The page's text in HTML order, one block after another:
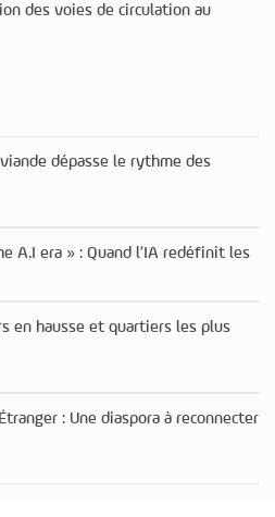
des voies de circulation au
dépasse le rythme des
A.I era » : Quand l’IA redéfinit les
en hausse et quartiers les plus
: Une diaspora à reconnecter